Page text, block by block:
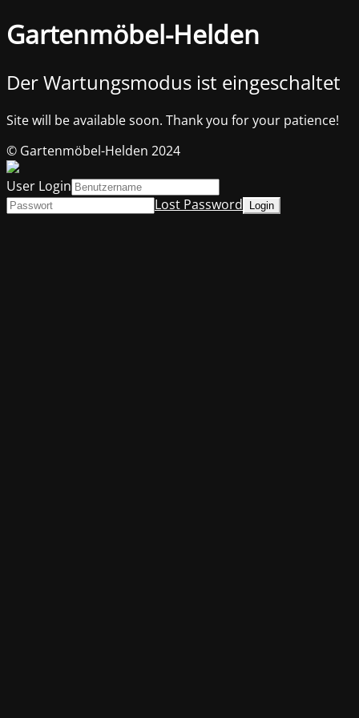
Gartenmöbel-Helden
Der Wartungsmodus ist eingeschaltet
Site will be available soon. Thank you for your patience!
© Gartenmöbel-Helden 2024
User Login
Lost Password